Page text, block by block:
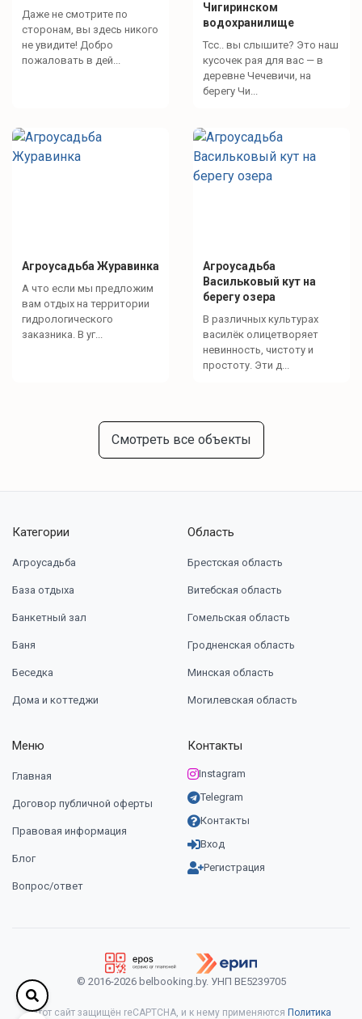
Даже не смотрите по
сторонам, вы здесь никого
не увидите! Добро
пожаловать в дей...
Чигиринском
водохранилище
Тсс.. вы слышите? Это наш
кусочек рая для вас — в
деревне Чечевичи, на
берегу Чи...
Агроусадьба Журавинка
А что если мы предложим
вам отдых на территории
гидрологического
заказника. В уг...
Агроусадьба
Васильковый кут на
берегу озера
В различных культурах
василёк олицетворяет
невинность, чистоту и
простоту. Эти д...
Смотреть все объекты
Категории
Агроусадьба
База отдыха
Банкетный зал
Баня
Беседка
Дома и коттеджи
Область
Брестская область
Витебская область
Гомельская область
Гродненская область
Минская область
Могилевская область
Меню
Главная
Договор публичной оферты
Правовая информация
Блог
Вопрос/ответ
Контакты
Instagram
Telegram
Контакты
Вход
Регистрация
© 2016-2026 belbooking.by. УНП ВЕ5239705
Этот сайт защищён reCAPTCHA, и к нему применяются Политика